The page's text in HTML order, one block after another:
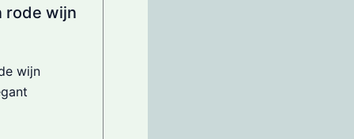
rode wijn
wijn